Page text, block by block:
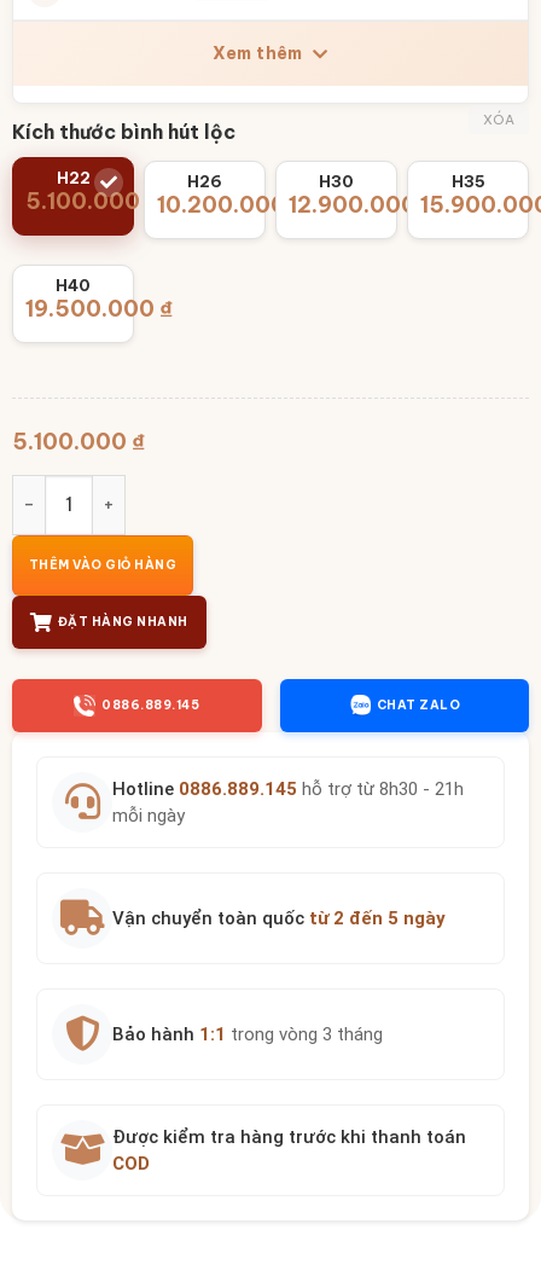
Xem thêm
Kích thước bình hút lộc
H22
5.100.000 ₫
H26
10.200.000₫
H30
12.900.000₫
H35
H40
19.500.000 ₫
XÓA
5.100.000 ₫
THÊM VÀO GIỎ HÀNG
ĐẶT HÀNG NHANH
0886.889.145 CHAT ZALO
Hotline 0886.889.145 hỗ trợ từ 8h30 - 21h
mỗi ngày
Vận chuyển toàn quốc từ 2 đến 5 ngày
Bảo hành 1:1 trong vòng 3 tháng
Được kiểm tra hàng trước khi thanh toán
COD